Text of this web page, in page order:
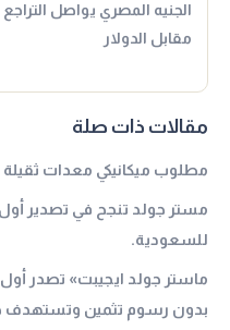
الجنيه المصري يواصل التراجع
مقابل الدولار
مقالات ذات صلة
مطلوب ميكانيكي معدات ثقيلة
مستر جولد تنجح في تصدير
للسعودية.
ماستر جولد ايجيبت» تصدر